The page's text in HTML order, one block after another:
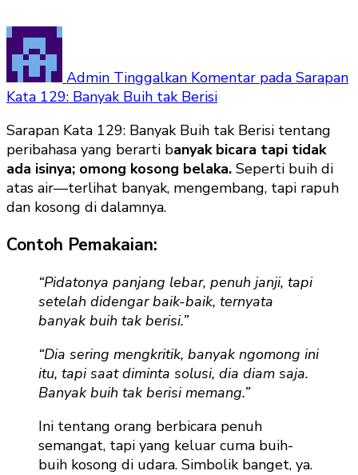
Admin Tinggalkan Komentar pada Sarapan
Kata 129: Banyak Buih tak Berisi
Sarapan Kata 129: Banyak Buih tak Berisi tentang
peribahasa yang berarti banyak bicara tapi tidak
ada isinya; omong kosong belaka. Seperti buih di
atas air—terlihat banyak, mengembang, tapi rapuh
dan kosong di dalamnya.
Contoh Pemakaian:
“Pidatonya panjang lebar, penuh janji, tapi
setelah didengar baik-baik, ternyata
banyak buih tak berisi.”
“Dia sering mengkritik, banyak ngomong ini
itu, tapi saat diminta solusi, dia diam saja.
Banyak buih tak berisi memang.”
Ini tentang orang berbicara penuh
semangat, tapi yang keluar cuma buih-
buih kosong di udara. Simbolik banget, ya.